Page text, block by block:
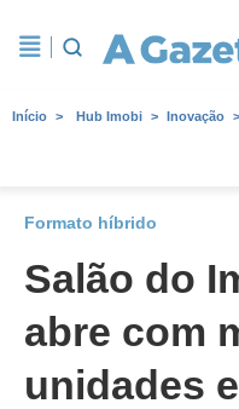
Início Hub Imobi Inovação
Formato híbrido
Salão do
abre com
unidades